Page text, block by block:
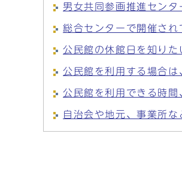
男女共同参画推進センタ
総合センターで開催され
公民館の休館日を知りた
公民館を利用する場合は
公民館を利用できる時間
自治会や地元、事業所